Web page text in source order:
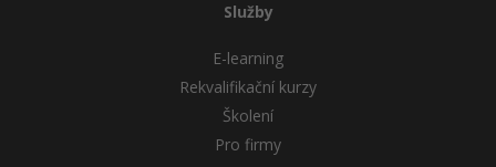
Služby
E-learning
Rekvalifikační kurzy
Školení
Pro firmy